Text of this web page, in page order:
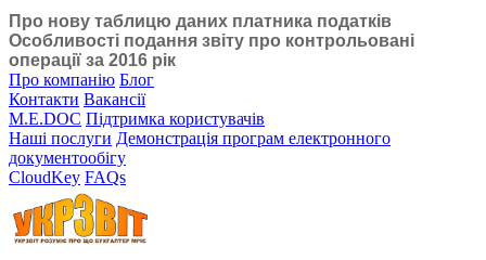
Про нову таблицю даних платника податків
Особливості подання звіту про контрольовані
операції за 2016 рік
Про компанію Блог
Контакти Вакансії
M.E.DOC Підтримка користувачів
Наші послуги Демонстрація програм електронного
документообігу
CloudKey FAQs